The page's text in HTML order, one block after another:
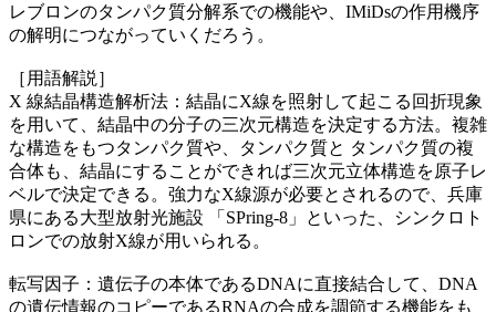
レブロンのタンパク質分解系での機能や、IMiDsの作用機序
の解明につながっていくだろう。
［用語解説］
X 線結晶構造解析法：結晶にX線を照射して起こる回折現象
を用いて、結晶中の分子の三次元構造を決定する方法。複雑
な構造をもつタンパク質や、タンパク質と タンパク質の複
合体も、結晶にすることができれば三次元立体構造を原子レ
ベルで決定できる。強力なX線源が必要とされるので、兵庫
県にある大型放射光施設 「SPring-8」といった、シンクロト
ロンでの放射X線が用いられる。
転写因子：遺伝子の本体であるDNAに直接結合して、DNA
の遺伝情報のコピーであるRNAの合成を調節する機能をも